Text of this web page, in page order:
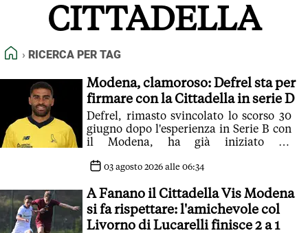
FEED RSS
NORMATIVE DEONTOLOGICHE
TERMINI e CONDIZIONI
CITTADELLA
HOME
RICERCA PER TAG
Modena, clamoroso: Defrel sta per
firmare con la Cittadella in serie D
Defrel, rimasto svincolato lo scorso 30
giugno dopo l'esperienza in Serie B con
il Modena, ha già iniziato ad
03 agosto 2026 alle 06:34
A Fanano il Cittadella Vis Modena
si fa rispettare: l'amichevole col
Livorno di Lucarelli finisce 2 a 1